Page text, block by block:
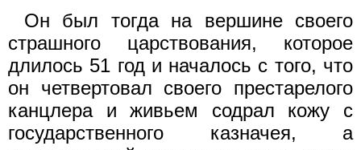
Он был тогда на вершине своего
страшного царствования, которое
длилось 51 год и началось с того, что
он четвертовал своего престарелого
канцлера и живьем содрал кожу с
государственного казначея, а